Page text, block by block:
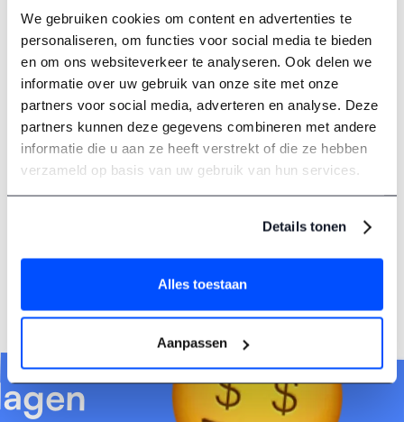
We gebruiken cookies om content en advertenties te
personaliseren, om functies voor social media te bieden
en om ons websiteverkeer te analyseren. Ook delen we
informatie over uw gebruik van onze site met onze
partners voor social media, adverteren en analyse. Deze
partners kunnen deze gegevens combineren met andere
informatie die u aan ze heeft verstrekt of die ze hebben
verzameld op basis van uw gebruik van hun services.
Details tonen
Alles toestaan
Aanpassen
reageren.
Tot slot is het slim om je omgeving te gebruiken. Let tijdens
het fietsen of wandelen bewust op borden. Vraag jezelf af
waarom een bepaald bord daar staat en wat je ermee zou
doen als bestuurder. Dat zorgt ervoor dat je kennis
praktisch blijft én dat je sneller reageert tijdens het echte
examen.
als je ze begrijpt. Door ze in te delen, te koppelen aan
nodig hebt om met vertrouwen het theorie-examen in te
gaan.